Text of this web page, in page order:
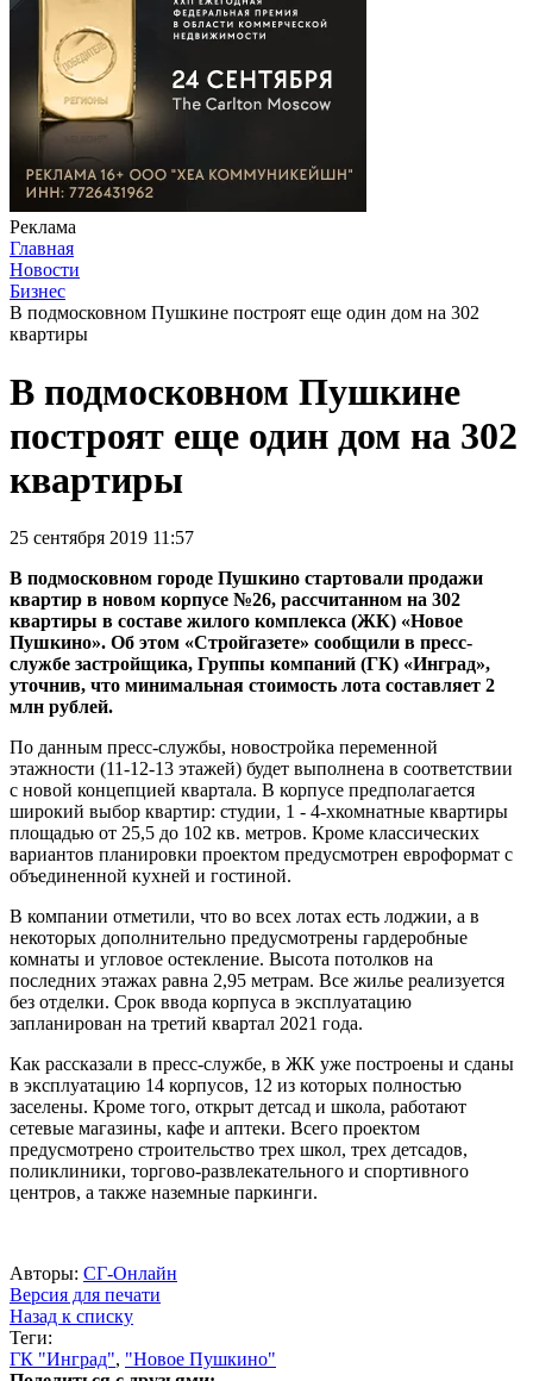
Реклама
Главная
Новости
Бизнес
В подмосковном Пушкине построят еще один дом на 302
квартиры
В подмосковном Пушкине
построят еще один дом на 302
квартиры
25 сентября 2019 11:57
В подмосковном городе Пушкино стартовали продажи
квартир в новом корпусе №26, рассчитанном на 302
квартиры в составе жилого комплекса (ЖК) «Новое
Пушкино». Об этом «Стройгазете» сообщили в пресс-
службе застройщика, Группы компаний (ГК) «Инград»,
уточнив, что минимальная стоимость лота составляет 2
млн рублей.
По данным пресс-службы, новостройка переменной
этажности (11-12-13 этажей) будет выполнена в соответствии
с новой концепцией квартала. В корпусе предполагается
широкий выбор квартир: студии, 1 - 4-хкомнатные квартиры
площадью от 25,5 до 102 кв. метров. Кроме классических
вариантов планировки проектом предусмотрен евроформат с
объединенной кухней и гостиной.
В компании отметили, что во всех лотах есть лоджии, а в
некоторых дополнительно предусмотрены гардеробные
комнаты и угловое остекление. Высота потолков на
последних этажах равна 2,95 метрам. Все жилье реализуется
без отделки. Срок ввода корпуса в эксплуатацию
запланирован на третий квартал 2021 года.
Как рассказали в пресс-службе, в ЖК уже построены и сданы
в эксплуатацию 14 корпусов, 12 из которых полностью
заселены. Кроме того, открыт детсад и школа, работают
сетевые магазины, кафе и аптеки. Всего проектом
предусмотрено строительство трех школ, трех детсадов,
поликлиники, торгово-развлекательного и спортивного
центров, а также наземные паркинги.
Авторы: СГ-Онлайн
Версия для печати
Назад к списку
Теги:
ГК "Инград", "Новое Пушкино"